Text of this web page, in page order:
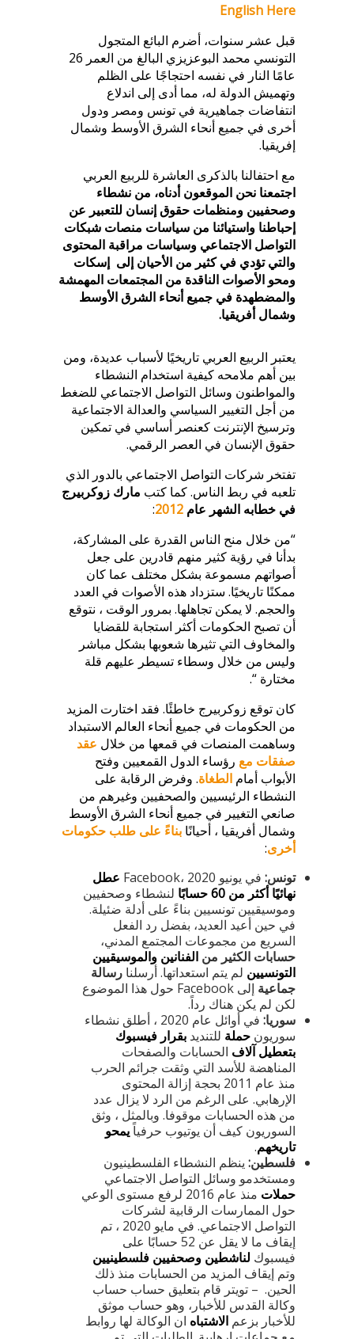
English Here
قبل عشر سنوات، أضرم البائع المتجول
التونسي محمد البوعزيزي البالغ من العمر 26
عامًا النار في نفسه احتجاجًا على الظلم
وتهميش الدولة له، مما أدى إلى اندلاع
انتفاضات جماهيرية في تونس ومصر ودول
أخرى في جميع أنحاء الشرق الأوسط وشمال
إفريقيا.
مع احتفالنا بالذكرى العاشرة للربيع العربي
اجتمعنا نحن الموقعون أدناه، من نشطاء
وصحفيين ومنظمات حقوق إنسان للتعبير عن
إحباطنا واستيائنا من سياسات منصات شبكات
التواصل الاجتماعي وسياسات مراقبة المحتوى
والتي تؤدي في كثير من الأحيان إلى إسكات
ومحو الأصوات الناقدة من المجتمعات المهمشة
والمضطهدة في جميع أنحاء الشرق الأوسط
وشمال أفريقيا.
يعتبر الربيع العربي تاريخيًا لأسباب عديدة، ومن
بين أهم ملامحه كيفية استخدام النشطاء
والمواطنون وسائل التواصل الاجتماعي للضغط
من أجل التغيير السياسي والعدالة الاجتماعية
وترسيخ الإنترنت كعنصر أساسي في تمكين
حقوق الإنسان في العصر الرقمي.
تفتخر شركات التواصل الاجتماعي بالدور الذي
تلعبه في ربط الناس. كما كتب مارك زوكربيرج
في خطابه الشهر عام 2012
:
“من خلال منح الناس القدرة على المشاركة،
بدأنا في رؤية كثير منهم قادرين على جعل
أصواتهم مسموعة بشكل مختلف عما كان
ممكنًا تاريخيًا. ستزداد هذه الأصوات في العدد
والحجم. لا يمكن تجاهلها. بمرور الوقت ، نتوقع
أن تصبح الحكومات أكثر استجابة للقضايا
والمخاوف التي تثيرها شعوبها بشكل مباشر
وليس من خلال وسطاء تسيطر عليهم قلة
مختارة “.
كان توقع زوكربيرج خاطئًا. فقد اختارت المزيد
من الحكومات في جميع أنحاء العالم الاستبداد
وساهمت المنصات في قمعها من خلال عقد
صفقات مع رؤساء الدول القمعيين وفتح
الأبواب أمام الطغاة. وفرض الرقابة على
النشطاء الرئيسيين والصحفيين وغيرهم من
صانعي التغيير في جميع أنحاء الشرق الأوسط
وشمال أفريقيا ، أحيانًا بناءً على طلب حكومات
أخرى:
تونس: في يونيو 2020 ،Facebook
عطل
نهائيًا أكثر من 60 حسابًا
لنشطاء وصحفيين
وموسيقيين تونسيين بناءً على أدلة ضئيلة.
في حين أعيد العديد، بفضل رد الفعل
السريع من مجموعات المجتمع المدني،
حسابات الكثير من الفنانين والموسيقيين
التونسيين لم يتم استعداتها. أرسلنا رسالة
جماعية
إلى Facebook حول هذا الموضوع
لكن لم يكن هناك رداً.
سوريا:
في أوائل عام 2020 ، أطلق نشطاء
سوريون حملة للتنديد بقرار فيسبوك
بتعطيل آلاف الحسابات والصفحات
المناهضة للأسد التي وثقت جرائم الحرب
منذ عام 2011 بحجة إزالة المحتوى
الإرهابي. على الرغم من الرد لا يزال عدد
من هذه الحسابات موقوفا. وبالمثل ، وثق
السوريون كيف أن يوتيوب حرفياًيمحو
تاريخهم.
فلسطين: ينظم النشطاء الفلسطينيون
ومستخدمو وسائل التواصل الاجتماعي
حملات
منذ عام 2016 لرفع مستوى الوعي
حول الممارسات الرقابية لشركات
التواصل الاجتماعي. في مايو 2020 ، تم
إيقاف ما لا يقل عن 52 حسابًا على
فيسبوك لناشطين وصحفيين فلسطينيين
وتم إيقاف المزيد من الحسابات منذ ذلك
الحين. – تويتر قام بتعليق حساب حساب
وكالة القدس للأخبار، وهو حساب موثق
للأخبار بزعم الاشتباه ان الوكالة لها روابط